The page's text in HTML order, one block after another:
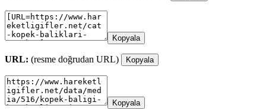
Kopyala
URL: (resme doğrudan URL) Kopyala
Kopyala